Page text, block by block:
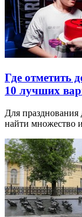
Где отметить
10 лучших
Для
найти множество